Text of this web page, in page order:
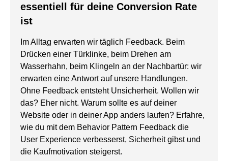
essentiell für deine Conversion Rate
ist
Im Alltag erwarten wir täglich Feedback. Beim
Drücken einer Türklinke, beim Drehen am
Wasserhahn, beim Klingeln an der Nachbartür: wir
erwarten eine Antwort auf unsere Handlungen.
Ohne Feedback entsteht Unsicherheit. Wollen wir
das? Eher nicht. Warum sollte es auf deiner
Website oder in deiner App anders laufen? Erfahre,
wie du mit dem Behavior Pattern Feedback die
User Experience verbesserst, Sicherheit gibst und
die Kaufmotivation steigerst.